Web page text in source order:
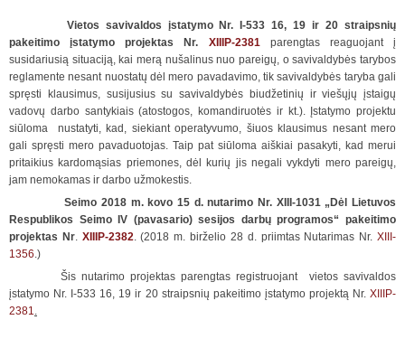
Vietos savivaldos įstatymo Nr. I-533 16, 19 ir 20 straipsnių
pakeitimo įstatymo projektas Nr. XIIIP-2381 parengtas reaguojant į
susidariusią situaciją, kai merą nušalinus nuo pareigų, o savivaldybės tarybos
reglamente nesant nuostatų dėl mero pavadavimo, tik savivaldybės taryba gali
spręsti klausimus, susijusius su savivaldybės biudžetinių ir viešųjų įstaigų
vadovų darbo santykiais (atostogos, komandiruotės ir kt.). Įstatymo projektu
siūloma nustatyti, kad, siekiant operatyvumo, šiuos klausimus nesant mero
gali spręsti mero pavaduotojas. Taip pat siūloma aiškiai pasakyti, kad merui
pritaikius kardomąsias priemones, dėl kurių jis negali vykdyti mero pareigų,
jam nemokamas ir darbo užmokestis.
Seimo2018 m. kovo 15 d. nutarimo Nr. XIII-1031 „Dėl Lietuvos
Respublikos Seimo IV (pavasario) sesijos darbų programos“ pakeitimo
projektas Nr. XIIIP-2382 . (2018 m. birželio 28 d. priimtas Nutarimas Nr.XIII-
1356 .)
Šis nutarimo projektas parengtas registruojant vietos savivaldos
įstatymo Nr. I-533 16, 19 ir 20 straipsnių pakeitimo įstatymo projektą Nr. XIIIP-
2381